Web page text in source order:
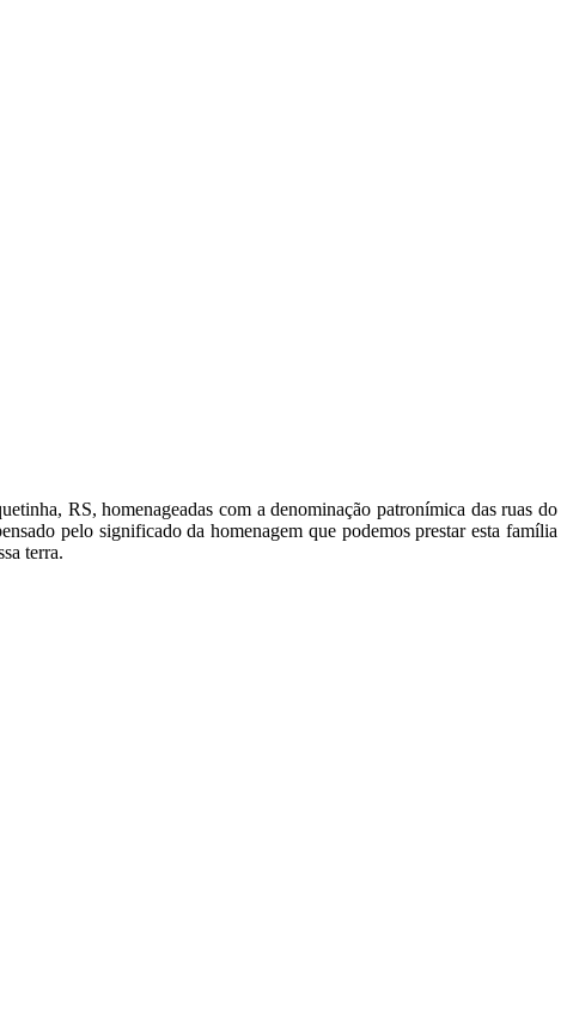
RS, homenageadas com a denominação patronímica das ruas do
pelo significado da homenagem que podemos prestar esta família
terra.